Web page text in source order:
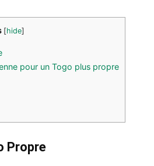
[hide]
pour un Togo plus propre
Propre